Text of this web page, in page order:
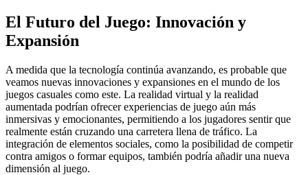
El Futuro del Juego: Innovación y
Expansión
A medida que la tecnología continúa avanzando, es probable que
veamos nuevas innovaciones y expansiones en el mundo de los
juegos casuales como este. La realidad virtual y la realidad
aumentada podrían ofrecer experiencias de juego aún más
inmersivas y emocionantes, permitiendo a los jugadores sentir que
realmente están cruzando una carretera llena de tráfico. La
integración de elementos sociales, como la posibilidad de competir
contra amigos o formar equipos, también podría añadir una nueva
dimensión al juego.